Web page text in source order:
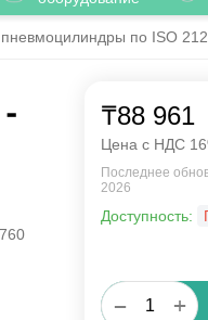
по ISO
- ₸88 961
Цена с НДС
Последнее
2026
Доступность:
+
−